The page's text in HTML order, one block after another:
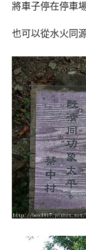
將車子停在停車
也可以從水火同